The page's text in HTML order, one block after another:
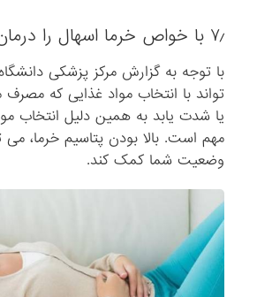
۷٫ با خواص خرما اسهال را درمان کنید:
با توجه به گزارش مرکز پزشکی
تواند با انتخاب مواد غذایی که مصرف
یا شدت یابد به همین دلیل انتخاب
مهم است. بالا بودن پتاسیم خرما، می
وضعیت شما کمک کند.